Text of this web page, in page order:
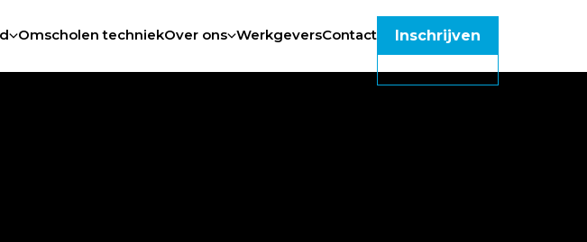
Omscholen techniekOver ons WerkgeversContact Inschrijven